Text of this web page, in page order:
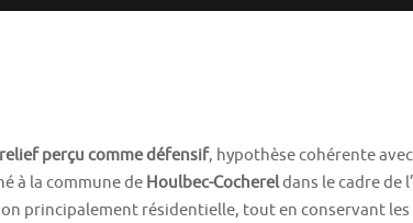
perçu comme défensif, hypothèse cohérente
à la commune de Houlbec-Cochereldans le cadre de
principalement résidentielle, tout en conservant